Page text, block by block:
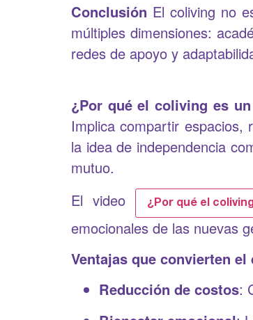
Conclusión El coliving no
múltiples dimensiones:
redes de apoyo y
¿Por qué el coliving es
Implica compartir espacios,
la idea de independencia
mutuo.
El video
¿Por qué el
emocionales de las nuevas
Ventajas que convierten
Reducción de costos: